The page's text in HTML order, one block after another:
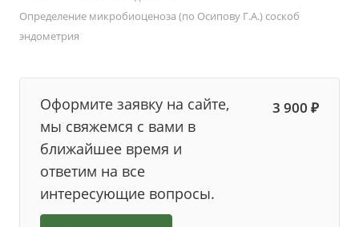
Определение микробиоценоза (по Осипову Г.А.) соскоб
эндометрия
Оформите заявку на сайте,
мы свяжемся с вами в
ближайшее время и
ответим на все
интересующие вопросы.
3 900 ₽